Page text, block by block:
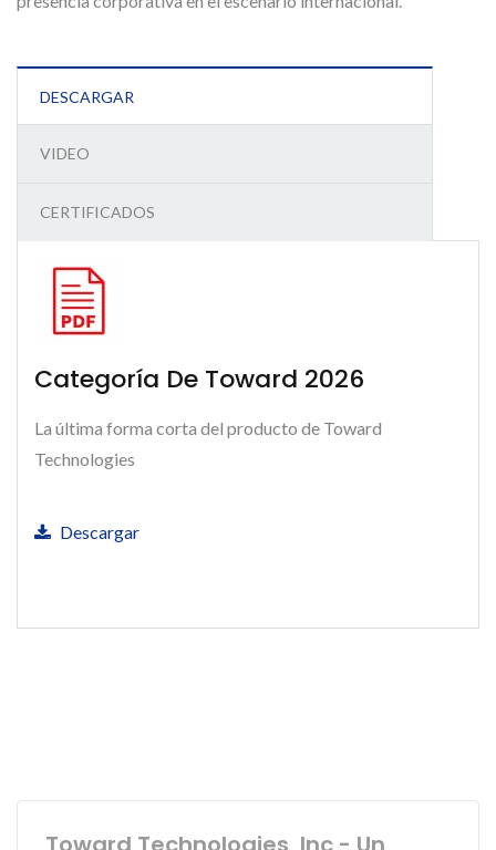
DESCARGAR
VIDEO
CERTIFICADOS
Categoría De Toward 2026
La última forma corta del producto de Toward
Technologies
Descargar